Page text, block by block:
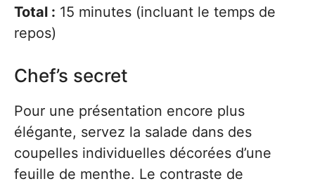
Total : 15 minutes (incluant le temps de
repos)
Chef’s secret
Pour une présentation encore plus
élégante, servez la salade dans des
coupelles individuelles décorées d’une
feuille de menthe. Le contraste de